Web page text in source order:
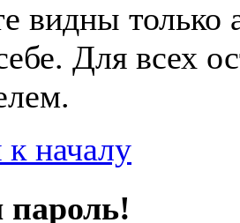
видны только
Для всех
началу